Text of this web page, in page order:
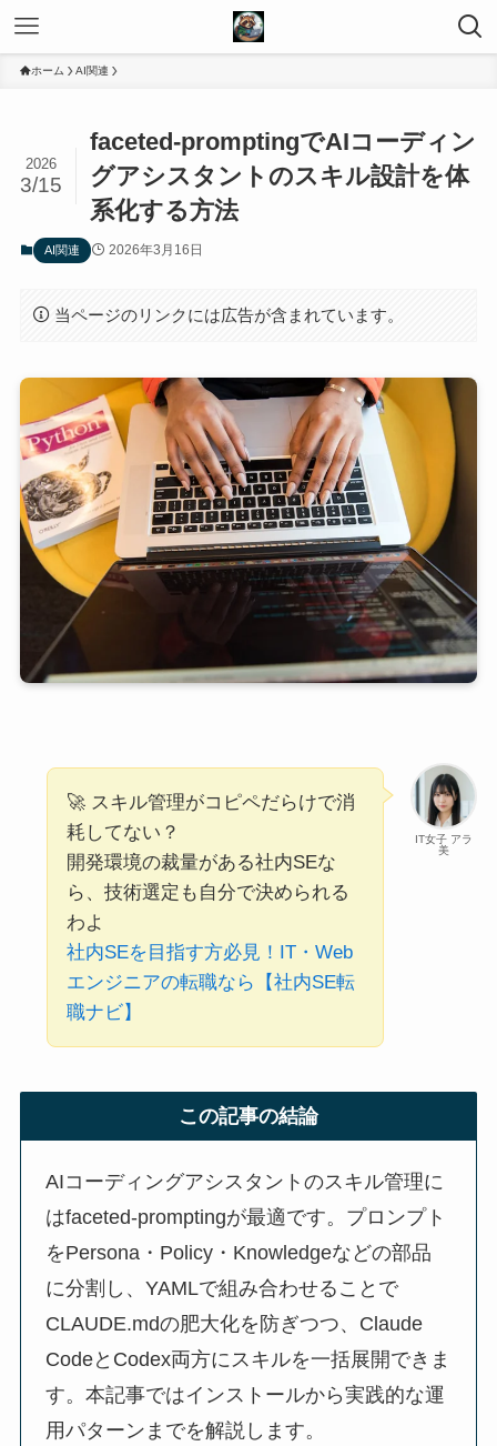
ホーム AI関連
faceted-promptingでAIコーディン
グアシスタントのスキル設計を体
系化する方法
2026
3/15
AI関連 2026年3月16日
当ページのリンクには広告が含まれています。
IT女子 アラ
美
🚀 スキル管理がコピペだらけで消
耗してない？
開発環境の裁量がある社内SEな
ら、技術選定も自分で決められる
わよ
社内SEを目指す方必見！IT・Web
エンジニアの転職なら【社内SE転
職ナビ】
この記事の結論
AIコーディングアシスタントのスキル管理に
はfaceted-promptingが最適です。プロンプト
をPersona・Policy・Knowledgeなどの部品
に分割し、YAMLで組み合わせることで
CLAUDE.mdの肥大化を防ぎつつ、Claude
CodeとCodex両方にスキルを一括展開できま
す。本記事ではインストールから実践的な運
用パターンまでを解説します。